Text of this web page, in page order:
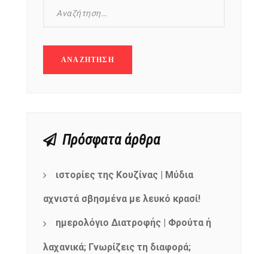
Πρόσφατα άρθρα
ιστορίες της Κουζίνας | Μύδια
αχνιστά σβησμένα με λευκό κρασί!
ημερολόγιο Διατροφής | Φρούτα ή
λαχανικά; Γνωρίζεις τη διαφορά;